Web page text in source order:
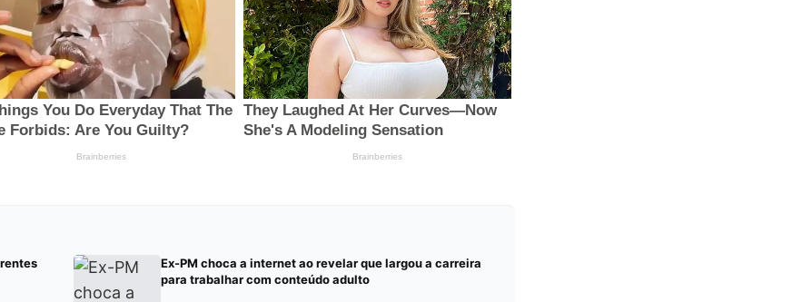
Ex-PM choca a internet ao revelar que largou a carreira
para trabalhar com conteúdo adulto